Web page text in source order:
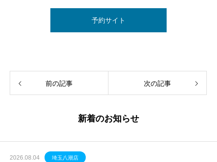
予約サイト
前の記事 次の記事
新着のお知らせ
2026.08.04 埼玉八潮店